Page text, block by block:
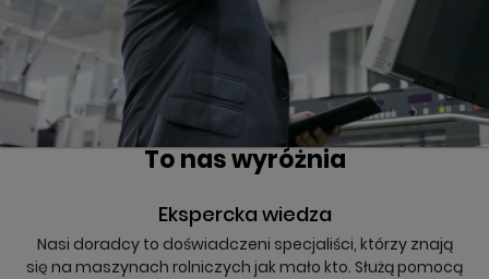
To nas wyróżnia
Ekspercka wiedza
Nasi doradcy to doświadczeni specjaliści, którzy znają
się na maszynach rolniczych jak mało kto. Służą pomocą